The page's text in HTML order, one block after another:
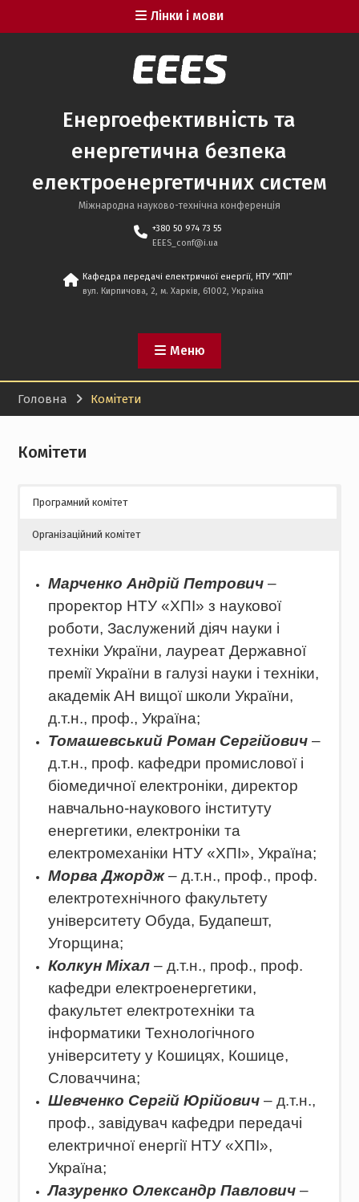
Лінки і мови
Енергоефективність та
енергетична безпека
електроенергетичних систем
Міжнародна науково-технічна конференція
+380 50 974 73 55
EEES_conf@i.ua
Кафедра передачі електричної енергії, НТУ “ХПІ”
вул. Кирпичова, 2, м. Харків, 61002, Україна
Меню
Головна Комітети
Комітети
Програмний комітет
Організаційний комітет
Марченко Андрій Петрович–
проректор НТУ «ХПІ» з наукової
роботи, Заслужений діяч науки і
техніки України, лауреат Державної
премії України в галузі науки і техніки,
академік АН вищої школи України,
д.т.н., проф., Україна;
Томашевський Роман Сергійович–
д.т.н., проф. кафедри промислової і
біомедичної електроніки, директор
навчально-наукового інституту
енергетики, електроніки та
електромеханіки НТУ «ХПІ», Україна;
Морва Джордж– д.т.н., проф., проф.
електротехнічного факультету
університету Обуда, Будапешт,
Угорщина;
Колкун Міхал– д.т.н., проф., проф.
кафедри електроенергетики,
факультет електротехніки та
інформатики Технологічного
університету у Кошицях, Кошице,
Словаччина;
Шевченко Сергій Юрійович– д.т.н.,
проф., завідувач кафедри передачі
електричної енергії НТУ «ХПІ»,
Україна;
Лазуренко Олександр Павлович–